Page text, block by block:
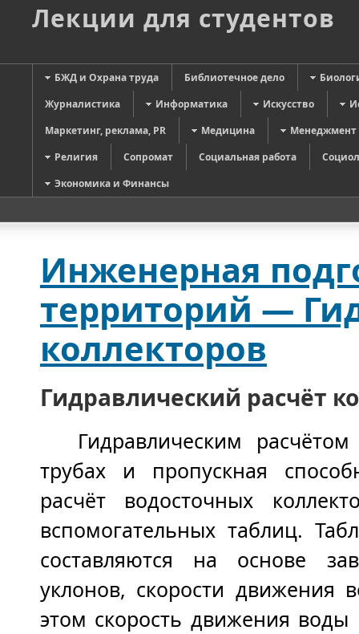
Лекции для студентов
БЖД и Охрана труда Библиотечное дело
Журналистика
Информатика Искусство
Маркетинг, реклама, PR
Медицина
Менеджмент
Религия
Сопромат Социальная работа
Экономика и Финансы
Инженерная
территорий —
коллекторов
Гидравлический расчёт
Гидравлическим
трубах и пропускная
расчёт водосточных
вспомогательных таблиц.
составляются на основе
уклонов, скорости движения
этом скорость движения